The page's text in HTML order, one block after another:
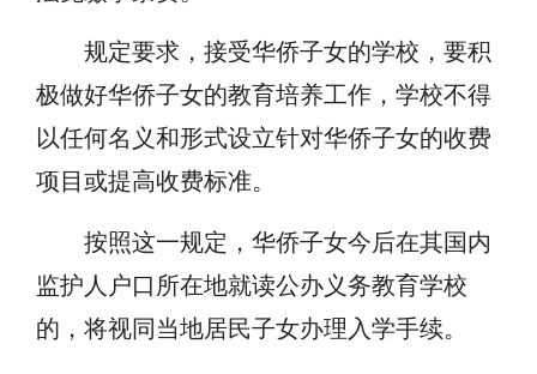
规定要求，接受华侨子女的学校，要积
极做好华侨子女的教育培养工作，学校不得
以任何名义和形式设立针对华侨子女的收费
项目或提高收费标准。
按照这一规定，华侨子女今后在其国内
监护人户口所在地就读公办义务教育学校
的，将视同当地居民子女办理入学手续。